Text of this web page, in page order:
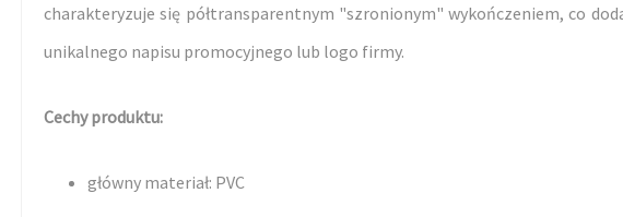
charakteryzuje się półtransparentnym "szronionym" wykończeniem, co
unikalnego napisu promocyjnego lub logo firmy.
Cechy produktu:
główny materiał: PVC